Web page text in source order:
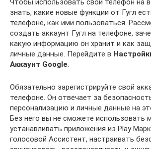
Чтобы использовать свой телефон на
знать, какие новые функции от Гугл
телефоне, как ими пользоваться.
создать аккаунт Гугл на телефоне,
какую информацию он хранит и как
личные данные. Перейдите в
Аккаунт Google.
Обязательно зарегистрируйте свой
телефоне. Он отвечает за
персонализацию и личные данные на
Без него вы не сможете использовать
устанавливать приложения из Play
голосовой Ассистент, настраивать